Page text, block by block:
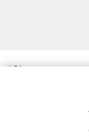
Via Stezzano, 87 | 24126
Codice Fiscale: 80021750163